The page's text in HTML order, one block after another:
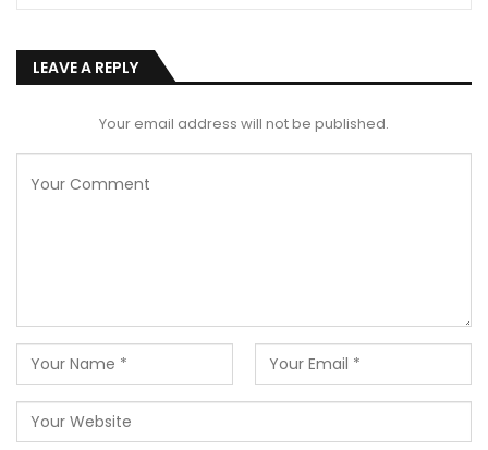
LEAVE A REPLY
Your email address will not be published.